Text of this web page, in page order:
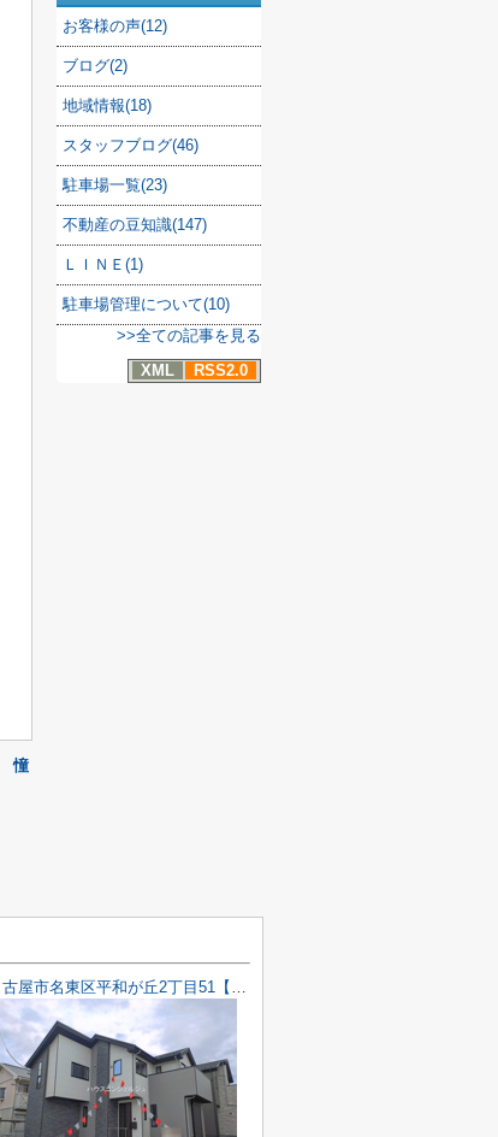
憧
お客様の声(12)
ブログ(2)
地域情報(18)
スタッフブログ(46)
駐車場一覧(23)
不動産の豆知識(147)
ＬＩＮＥ(1)
駐車場管理について(10)
>>全ての記事を見る
XML
RSS2.0
名古屋市名東区平和が丘2丁目51【仲介手数料無料】新築一戸建て 1号棟